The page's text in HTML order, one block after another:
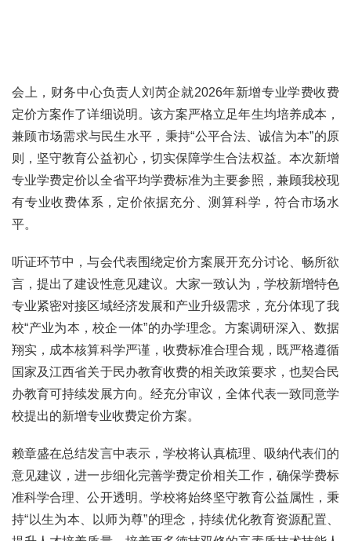
会上，财务中心负责人刘芮企就2026年新增专业学费收费
定价方案作了详细说明。该方案严格立足年生均培养成本，
兼顾市场需求与民生水平，秉持“公平合法、诚信为本”的原
则，坚守教育公益初心，切实保障学生合法权益。本次新增
专业学费定价以全省平均学费标准为主要参照，兼顾我校现
有专业收费体系，定价依据充分、测算科学，符合市场水
平。
听证环节中，与会代表围绕定价方案展开充分讨论、畅所欲
言，提出了建设性意见建议。大家一致认为，学校新增特色
专业紧密对接区域经济发展和产业升级需求，充分体现了我
校“产业为本，校企一体”的办学理念。方案调研深入、数据
翔实，成本核算科学严谨，收费标准合理合规，既严格遵循
国家及江西省关于民办教育收费的相关政策要求，也契合民
办教育可持续发展方向。经充分审议，全体代表一致同意学
校提出的新增专业收费定价方案。
赖章盛在总结发言中表示，学校将认真梳理、吸纳代表们的
意见建议，进一步细化完善学费定价相关工作，确保学费标
准科学合理、公开透明。学校将始终坚守教育公益属性，秉
持“以生为本、以师为尊”的理念，持续优化教育资源配置、